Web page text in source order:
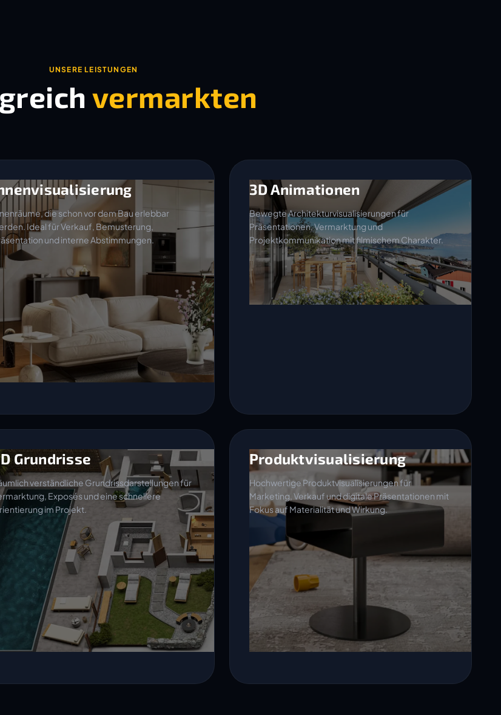
UNSERE LEISTUNGEN
vermarkten
die schon vor dem Bau erlebbar
Ideal für Verkauf, Bemusterung,
und interne Abstimmungen.
3D Animationen
Bewegte Architekturvisualisierungen für
Präsentationen, Vermarktung und
Projektkommunikation mit filmischem Charakter.
Grundrisse
verständliche Grundrissdarstellungen für
Exposés und eine schnellere
im Projekt.
Produktvisualisierung
Hochwertige Produktvisualisierungen für
Marketing, Verkauf und digitale Präsentationen mit
Fokus auf Materialität und Wirkung.